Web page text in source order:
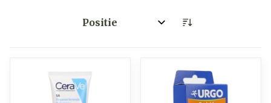
Sorteer op: